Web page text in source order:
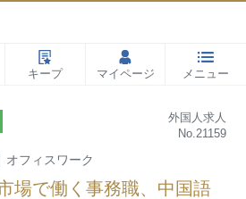
キープ マイページ メニュー
外国人求人
No.21159
オフィスワーク
場で働く事務職、中国語